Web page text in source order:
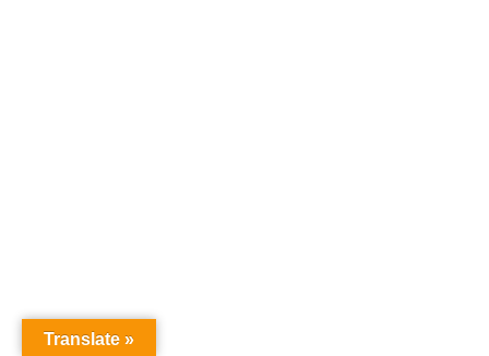
Translate »